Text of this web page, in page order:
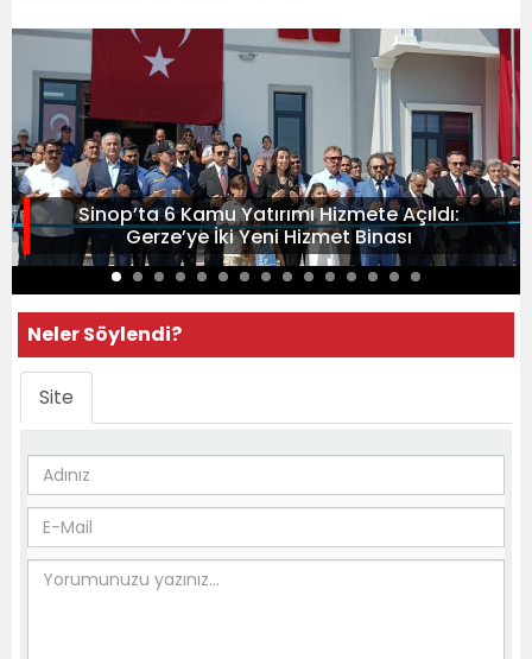
Sinop’ta 6 Kamu Yatırımı Hizmete Açıldı:
Gerze’ye İki Yeni Hizmet Binası
Neler Söylendi?
Site